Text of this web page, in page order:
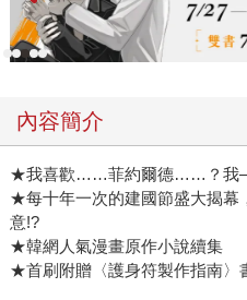
內容簡介
★我喜歡……菲約爾德……？我
★每十年一次的建國節盛大揭幕
意!?
★韓網人氣漫畫原作小說續集
★首刷附贈〈護身符製作指南〉